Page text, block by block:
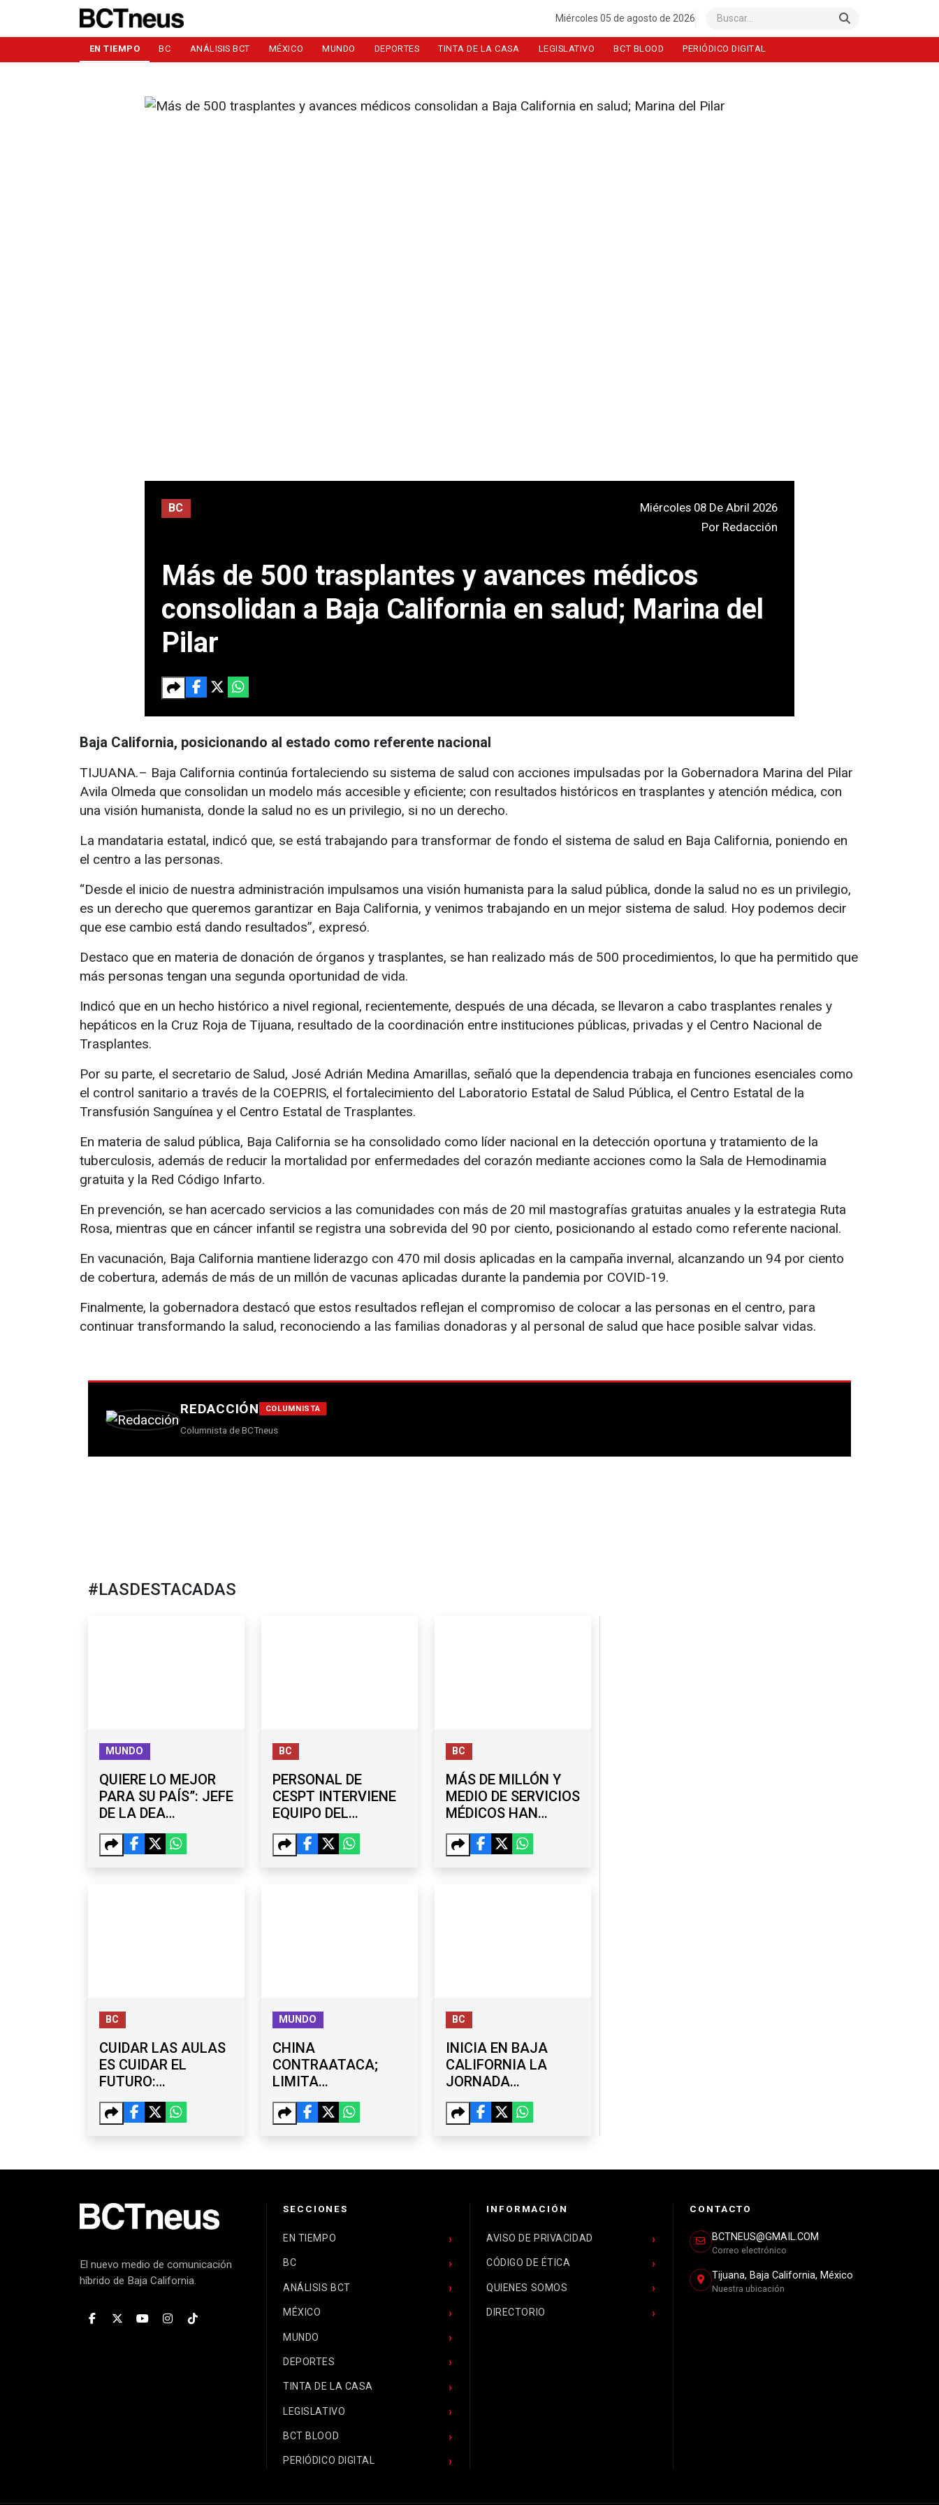
Miércoles 05 de agosto de 2026 Buscar
EN TIEMPO BC ANÁLISIS BCT MÉXICO MUNDO DEPORTES TINTA DE LA CASA LEGISLATIVO BCT BLOOD PERIÓDICO DIGITAL
BC
Miércoles 08 De Abril 2026
Por Redacción
Más de 500 trasplantes y avances médicos
consolidan a Baja California en salud; Marina del
Pilar
Baja California, posicionando al estado como referente nacional
TIJUANA.– Baja California continúa fortaleciendo su sistema de salud con acciones impulsadas por la Gobernadora Marina del Pilar
Avila Olmeda que consolidan un modelo más accesible y eficiente; con resultados históricos en trasplantes y atención médica, con
una visión humanista, donde la salud no es un privilegio, si no un derecho.
La mandataria estatal, indicó que, se está trabajando para transformar de fondo el sistema de salud en Baja California, poniendo en
el centro a las personas.
“Desde el inicio de nuestra administración impulsamos una visión humanista para la salud pública, donde la salud no es un privilegio,
es un derecho que queremos garantizar en Baja California, y venimos trabajando en un mejor sistema de salud. Hoy podemos decir
que ese cambio está dando resultados”, expresó.
Destaco que en materia de donación de órganos y trasplantes, se han realizado más de 500 procedimientos, lo que ha permitido que
más personas tengan una segunda oportunidad de vida.
Indicó que en un hecho histórico a nivel regional, recientemente, después de una década, se llevaron a cabo trasplantes renales y
hepáticos en la Cruz Roja de Tijuana, resultado de la coordinación entre instituciones públicas, privadas y el Centro Nacional de
Trasplantes.
Por su parte, el secretario de Salud, José Adrián Medina Amarillas, señaló que la dependencia trabaja en funciones esenciales como
el control sanitario a través de la COEPRIS, el fortalecimiento del Laboratorio Estatal de Salud Pública, el Centro Estatal de la
Transfusión Sanguínea y el Centro Estatal de Trasplantes.
En materia de salud pública, Baja California se ha consolidado como líder nacional en la detección oportuna y tratamiento de la
tuberculosis, además de reducir la mortalidad por enfermedades del corazón mediante acciones como la Sala de Hemodinamia
gratuita y la Red Código Infarto.
En prevención, se han acercado servicios a las comunidades con más de 20 mil mastografías gratuitas anuales y la estrategia Ruta
Rosa, mientras que en cáncer infantil se registra una sobrevida del 90 por ciento, posicionando al estado como referente nacional.
En vacunación, Baja California mantiene liderazgo con 470 mil dosis aplicadas en la campaña invernal, alcanzando un 94 por ciento
de cobertura, además de más de un millón de vacunas aplicadas durante la pandemia por COVID-19.
Finalmente, la gobernadora destacó que estos resultados reflejan el compromiso de colocar a las personas en el centro, para
continuar transformando la salud, reconociendo a las familias donadoras y al personal de salud que hace posible salvar vidas.
REDACCIÓN COLUMNISTA
Columnista de BCTneus
#LASDESTACADAS
MUNDO
QUIERE LO MEJOR
PARA SU PAÍS”: JEFE
DE LA DEA
RESPALDA LABOR
DE OMAR GARCÍA
BC
PERSONAL DE
CESPT INTERVIENE
EQUIPO DEL
BOOSTER EL
CARRIZO TRAS
BC
MÁS DE MILLÓN Y
MEDIO DE SERVICIOS
MÉDICOS HAN
LLEGADO A
COMUNIDADES DE
BC
CUIDAR LAS AULAS
ES CUIDAR EL
FUTURO:
PROPUESTA PARA
REFORZAR
MUNDO
CHINA
CONTRAATACA;
LIMITA
EXPORTACIÓN DE
DRONES Y
UU.
BC
INICIA EN BAJA
CALIFORNIA LA
JORNADA
NACIONAL DE
REFORESTACIÓN
El nuevo medio de comunicación
híbrido de Baja California.
SECCIONES
EN TIEMPO
BC
ANÁLISIS BCT
MÉXICO
MUNDO
DEPORTES
TINTA DE LA CASA
LEGISLATIVO
BCT BLOOD
PERIÓDICO DIGITAL
INFORMACIÓN
AVISO DE PRIVACIDAD
CÓDIGO DE ÉTICA
QUIENES SOMOS
DIRECTORIO
CONTACTO
BCTNEUS@GMAIL.COM
Correo electrónico
Tijuana, Baja California, México
Nuestra ubicación